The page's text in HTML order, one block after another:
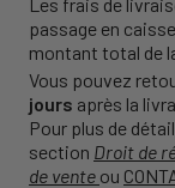
passage en
montant total de
Vous pouvez
jours après la
Pour plus de
section Droit de
de vente ou